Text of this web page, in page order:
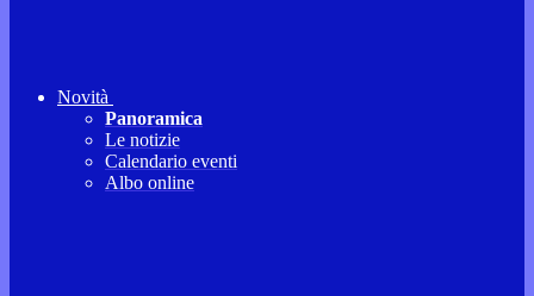
Novità
Panoramica
Le notizie
Calendario eventi
Albo online